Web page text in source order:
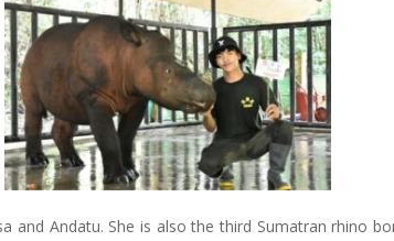
and Andatu. She is also the third Sumatran rhino